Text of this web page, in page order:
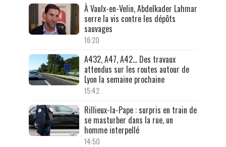
À Vaulx-en-Velin, Abdelkader Lahmar
serre la vis contre les dépôts
sauvages
16:20
A432, A47, A42… Des travaux
attendus sur les routes autour de
Lyon la semaine prochaine
15:42
Rillieux-la-Pape : surpris en train de
se masturber dans la rue, un
homme interpellé
14:50